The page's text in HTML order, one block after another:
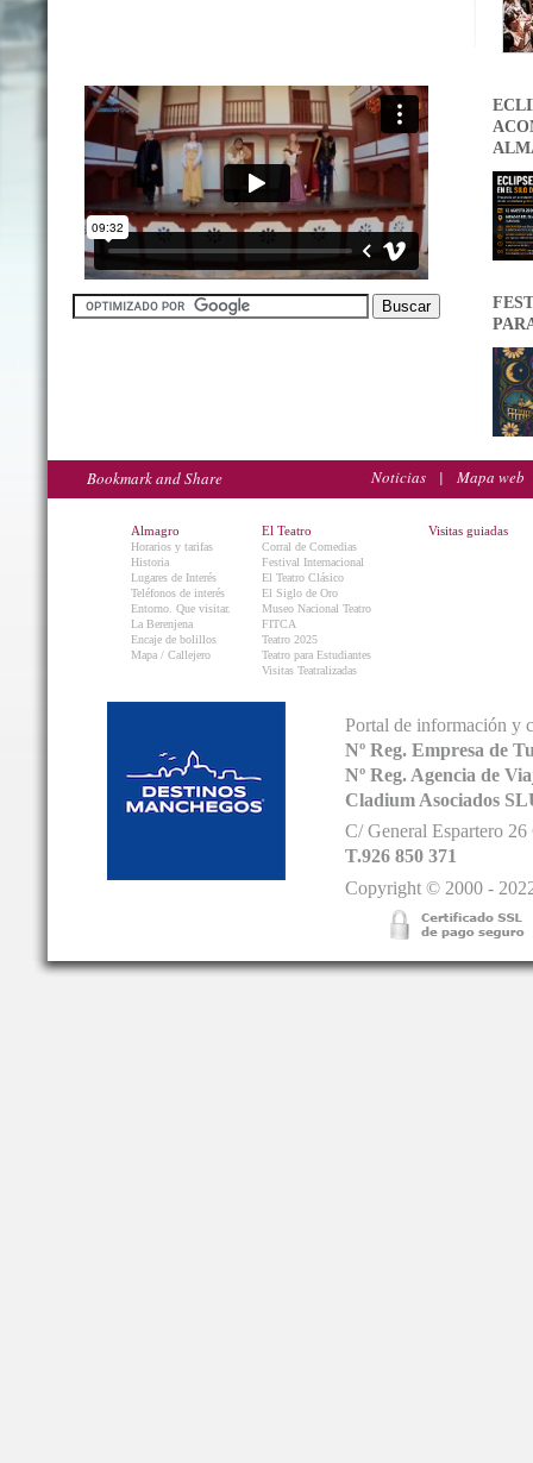
Noticias | Mapa web
Almagro
Horarios y tarifas
Historia
Lugares de Interés
Teléfonos de interés
Entorno. Que visitar.
La Berenjena
Encaje de bolillos
Mapa / Callejero
El Teatro
Corral de Comedias
Festival Internacional
El Teatro Clásico
El Siglo de Oro
Museo Nacional Teatro
FITCA
Teatro 2025
Teatro para Estudiantes
Visitas Teatralizadas
Visitas guiadas
Portal de información y
Nº Reg. Empresa de
Nº Reg. Agencia de
Cladium Asociados
C/ General Espartero
T.926 850 371
Copyright © 2000 -